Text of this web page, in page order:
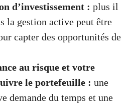
d’investissement : plus il
la gestion active peut être
capter des opportunités de
au risque et votre
le portefeuille : une
demande du temps et une